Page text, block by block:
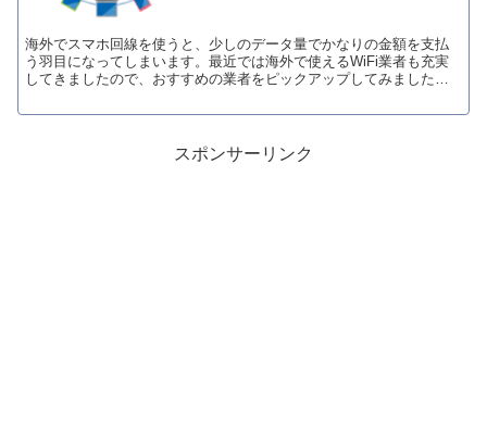
海外でスマホ回線を使うと、少しのデータ量でかなりの金額を支払
う羽目になってしまいます。最近では海外で使えるWiFi業者も充実
してきましたので、おすすめの業者をピックアップしてみました。
使うはじめに端末を購入してしまうことで、WiFiをレンタル契約す
スポンサーリンク